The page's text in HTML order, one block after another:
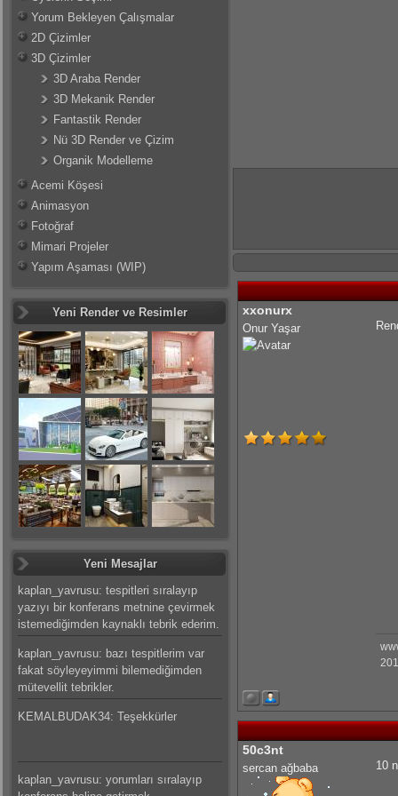
xxonurx
Onur Yaşar
50c3nt
sercan ağbaba 10
Yorum Bekleyen Çalışmalar
2D Çizimler
3D Çizimler
3D Araba Render
3D Mekanik Render
Fantastik Render
Nü 3D Render ve Çizim
Organik Modelleme
Acemi Köşesi
Animasyon
Fotoğraf
Mimari Projeler
Yapım Aşaması (WIP)
Yeni Render ve Resimler
Yeni Mesajlar
kaplan_yavrusu: tespitleri sıralayıp
yazıyı bir konferans metnine çevirmek
istemediğimden kaynaklı tebrik ederim.
kaplan_yavrusu: bazı tespitlerim var
fakat söyleyeyimmi bilemediğimden
mütevellit tebrikler.
KEMALBUDAK34: Teşekkürler
kaplan_yavrusu: yorumları sıralayıp